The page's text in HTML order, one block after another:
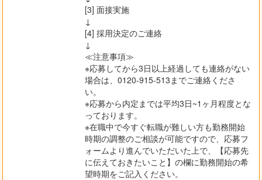
[3] 面接実施
↓
[4] 採用決定のご連絡
↓
≪注意事項≫
※応募してから3日以上経過しても連絡がない
場合は、0120-915-513までご連絡くださ
い。
※応募から内定までは平均3日~1ヶ月程度とな
っております。
※在職中で今すぐ転職が難しい方も勤務開始
時期の調整のご相談が可能ですので、応募フ
ォームより進んでいただいた上で、【応募先
に伝えておきたいこと】の欄に勤務開始の希
望時期をご記入ください。